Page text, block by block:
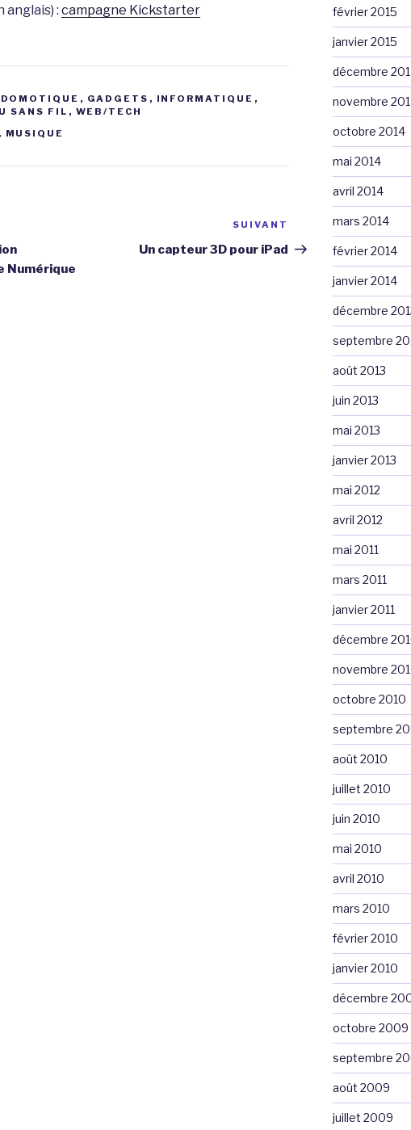
anglais) : campagne Kickstarter
DOMOTIQUE , GADGETS , INFORMATIQUE ,
SANS FIL , WEB/TECH
, MUSIQUE
Numérique
Article
suivant
SUIVANT
Un capteur 3D pour iPad
février 2015
janvier 2015
décembre
novembre
octobre 2014
mai 2014
avril 2014
mars 2014
février 2014
janvier 2014
décembre
septembre
août 2013
juin 2013
mai 2013
janvier 2013
mai 2012
avril 2012
mai 2011
mars 2011
janvier 2011
décembre
novembre
octobre 2010
septembre
août 2010
juillet 2010
juin 2010
mai 2010
avril 2010
mars 2010
février 2010
janvier 2010
décembre
octobre 2009
septembre
août 2009
juillet 2009